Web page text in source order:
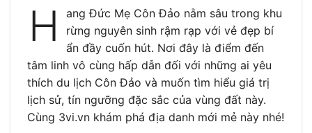
H
ang Đức Mẹ Côn Đảo nằm sâu trong khu
rừng nguyên sinh rậm rạp với vẻ đẹp bí
ẩn đầy cuốn hút. Nơi đây là điểm đến
tâm linh vô cùng hấp dẫn đối với những ai yêu
thích du lịch Côn Đảo và muốn tìm hiểu giá trị
lịch sử, tín ngưỡng đặc sắc của vùng đất này.
Cùng 3vi.vn khám phá địa danh mới mẻ này nhé!